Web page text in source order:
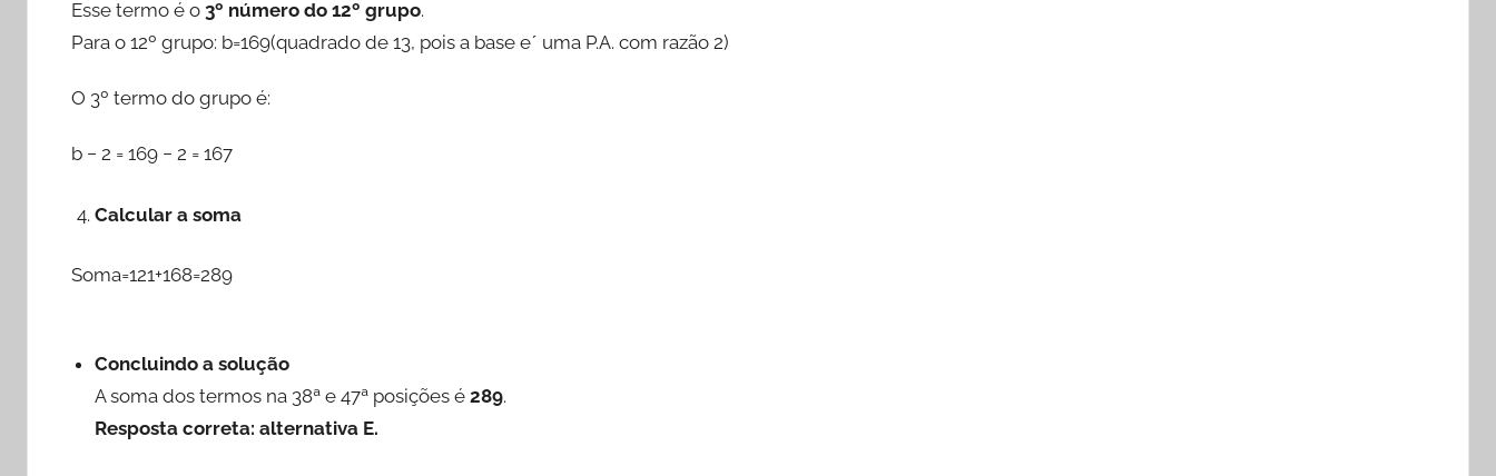
Esse termo é o 3º número do 12º grupo.
Para o 12º grupo: b=169(quadrado de 13, pois a base eˊ uma P.A. com razão 2)
O 3º termo do grupo é:
b − 2 = 169 − 2 = 167
Calcular a soma
Soma=121+168=289
Concluindo a solução
A soma dos termos na 38ª e 47ª posições é289.
Resposta correta: alternativa E.